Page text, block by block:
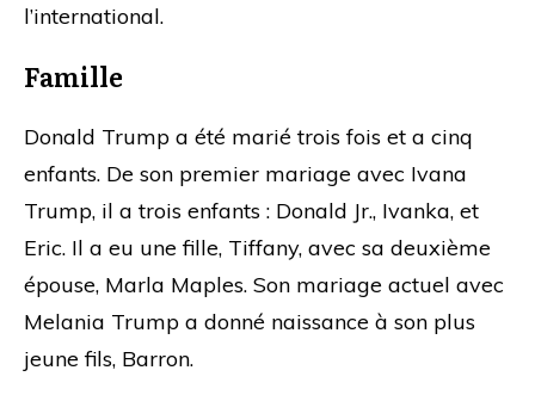
l’international.
Famille
Donald Trump a été marié trois fois et a cinq
enfants. De son premier mariage avec Ivana
Trump, il a trois enfants : Donald Jr., Ivanka, et
Eric. Il a eu une fille, Tiffany, avec sa deuxième
épouse, Marla Maples. Son mariage actuel avec
Melania Trump a donné naissance à son plus
jeune fils, Barron.